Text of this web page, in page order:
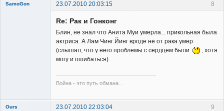
8
SamoGon 23.07.2010 20:03:15
Re: Рак и Гонконг
Блин, не знал что Анита Муи умерла... прикольная была
актриса. А Лам Чинг Йинг вроде не от рака умер
(слышал, что у него проблемы с сердцем были
, хотя
могу и ошибаться)...
Война - это путь обмана...
9
Ours 23.07.2010 22:03:04